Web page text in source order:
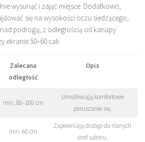
wysunąć i zająć miejsce. Dodatkowo,
się na wysokości oczu siedzącego,
podłogą, z odległością od kanapy
ekranie 50–60 cali.
Zalecana
odległość
Opis
min. 80–100 cm
Umożliwiają komfortowe
poruszanie się.
min. 60 cm
Zapewniają dostęp do różnych
stref salonu.